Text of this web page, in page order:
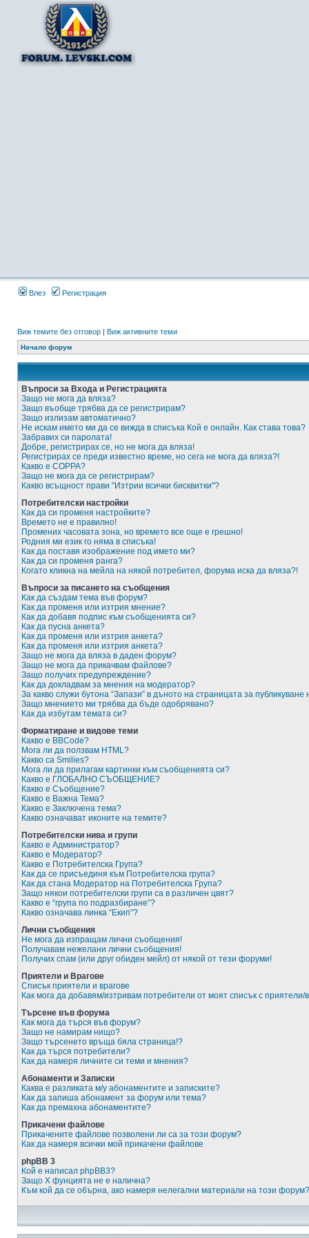
Влез Регистрация
Виж темите без отговор | Виж активните теми
Начало форум
Въпроси за Входа и Регистрацията
Защо не мога да вляза?
Защо въобще трябва да се регистрирам?
Защо излизам автоматично?
Не искам името ми да се вижда в списъка Кой е онлайн. Как става това?
Забравих си паролата!
Добре, регистрирах се, но не мога да вляза!
Регистрирах се преди известно време, но сега не мога да вляза?!
Какво е COPPA?
Защо не мога да се регистрирам?
Какво всъщност прави "Изтрии всички бисквитки"?
Потребителски настройки
Как да си променя настройките?
Времето не е правилно!
Промених часовата зона, но времето все още е грешно!
Родния ми език го няма в списъка!
Как да поставя изображение под името ми?
Как да си променя ранга?
Когато кликна на мейла на някой потребител, форума иска да вляза?!
Въпроси за писането на съобщения
Как да създам тема във форум?
Как да променя или изтрия мнение?
Как да добавя подпис към съобщенията си?
Как да пусна анкета?
Как да променя или изтрия анкета?
Как да променя или изтрия анкета?
Защо не мога да вляза в даден форум?
Защо не мога да прикачвам файлове?
Защо получих предупреждение?
Как да докладвам за мнения на модератор?
За какво служи бутона “Запази” в дъното на страницата за
Защо мнението ми трябва да бъде одобрявано?
Как да избутам темата си?
Форматиране и видове теми
Какво е BBCode?
Мога ли да ползвам HTML?
Какво са Smilies?
Мога ли да прилагам картинки към съобщенията си?
Какво е ГЛОБАЛНО СЪОБЩЕНИЕ?
Какво е Съобщение?
Какво е Важна Тема?
Какво е Заключена тема?
Какво означават иконите на темите?
Потребителски нива и групи
Какво е Администратор?
Какво е Модератор?
Какво е Потребителска Група?
Как да се присъединя към Потребителска група?
Как да стана Модератор на Потребителска Група?
Защо някои потребителски групи са в различен цвят?
Какво е “група по подразбиране”?
Какво означава линка “Екип”?
Лични съобщения
Не мога да изпращам лични съобщения!
Получавам нежелани лични съобщения!
Получих спам (или друг обиден мейл) от някой от тези форуми!
Приятели и Врагове
Списък приятели и врагове
Как мога да добавям/изтривам потребители от моят списък с приятели/
Търсене във форума
Как мога да търся във форум?
Защо не намирам нищо?
Защо търсенето връща бяла страница!?
Как да търся потребители?
Как да намеря личните си теми и мнения?
Абонаменти и Записки
Каква е разликата м/у абонаментите и записките?
Как да запиша абонамент за форум или тема?
Как да премахна абонаментите?
Прикачени файлове
Прикачените файлове позволени ли са за този форум?
Как да намеря всички мой прикачени файлове
phpBB 3
Кой е написал phpBB3?
Защо X фунцията не е налична?
Към кой да се обърна, ако намеря нелегални материали на този форум?